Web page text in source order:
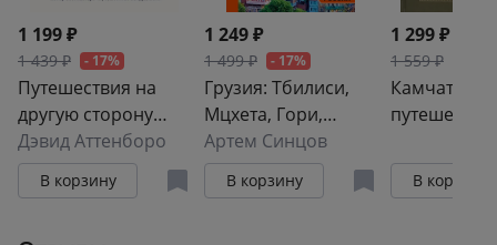
1 199 ₽
1 439 ₽ - 17%
Путешествия на
другую сторону
света
Дэвид Аттенборо
В корзину
1 249 ₽
1 499 ₽ - 17%
Грузия: Тбилиси,
Мцхета, Гори,
Кахетия, Кутаиси,
Сванетия, Батуми:
путеводитель
Артем Синцов
В корзину
1 299 ₽
1 559 ₽
Камчатка.
и горных
1918 г.
В корзину